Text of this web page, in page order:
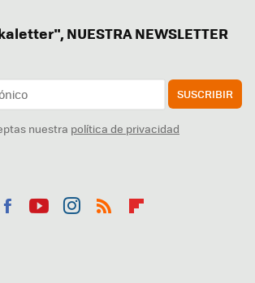
NUESTRA NEWSLETTER
SUSCRIBIR
nuestra política de privacidad